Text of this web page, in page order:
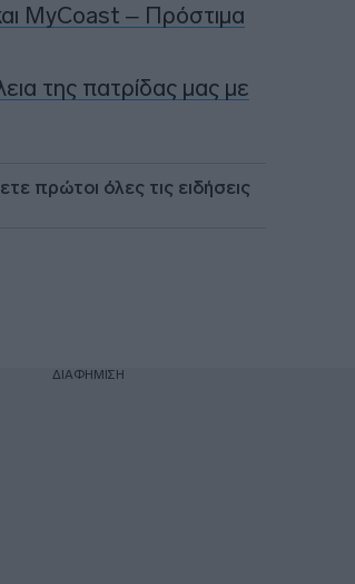
MyCoast – Πρόστιμα
της πατρίδας μας με
πρώτοι όλες τις ειδήσεις
ΔΙΑΦΗΜΙΣΗ